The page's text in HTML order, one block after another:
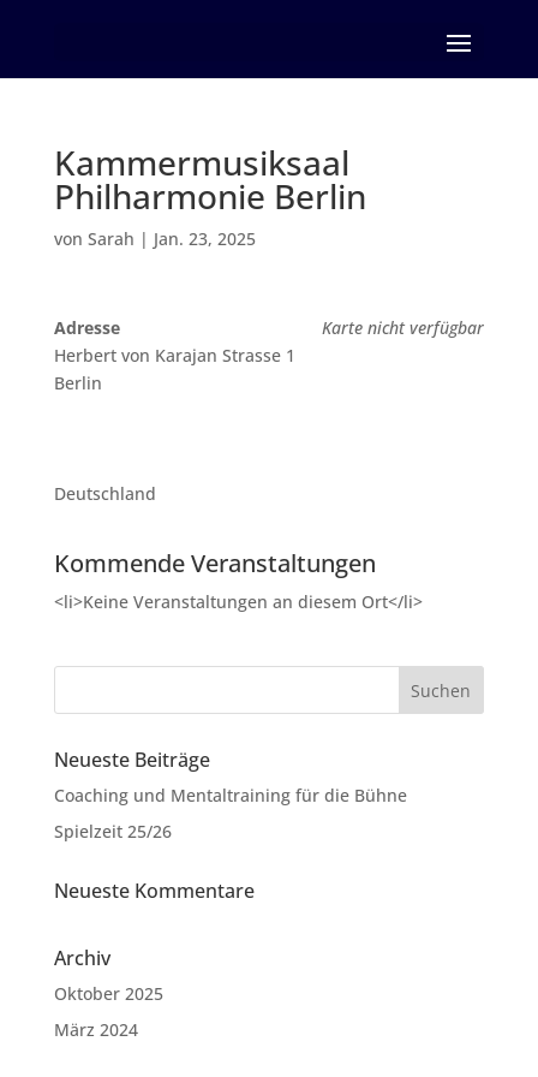
Kammermusiksaal
Philharmonie Berlin
von Sarah | Jan. 23, 2025
Karte nicht verfügbar
Adresse
Herbert von Karajan Strasse 1
Berlin
Deutschland
Kommende Veranstaltungen
<li>Keine Veranstaltungen an diesem Ort</li>
Neueste Beiträge
Coaching und Mentaltraining für die Bühne
Spielzeit 25/26
Neueste Kommentare
Archiv
Oktober 2025
März 2024